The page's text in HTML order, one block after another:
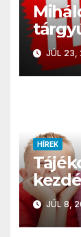
JÚL 23,
HÍREK
JÚL 8,